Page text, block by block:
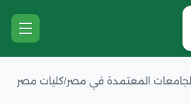
الجامعات المعتمدة في مصر/كليات مصر